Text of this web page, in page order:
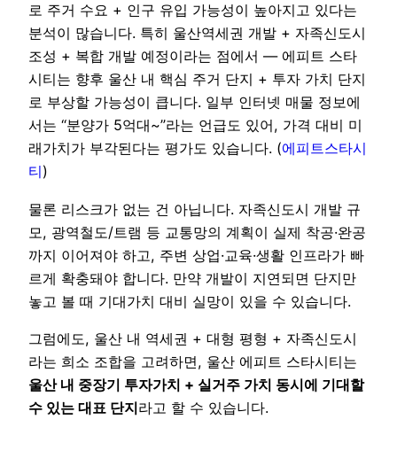
로 주거 수요 + 인구 유입 가능성이 높아지고 있다는
분석이 많습니다. 특히 울산역세권 개발 + 자족신도시
조성 + 복합 개발 예정이라는 점에서 — 에피트 스타
시티는 향후 울산 내 핵심 주거 단지 + 투자 가치 단지
로 부상할 가능성이 큽니다. 일부 인터넷 매물 정보에
서는 “분양가 5억대~”라는 언급도 있어, 가격 대비 미
래가치가 부각된다는 평가도 있습니다. (에피트스타시
티)
물론 리스크가 없는 건 아닙니다. 자족신도시 개발 규
모, 광역철도/트램 등 교통망의 계획이 실제 착공·완공
까지 이어져야 하고, 주변 상업·교육·생활 인프라가 빠
르게 확충돼야 합니다. 만약 개발이 지연되면 단지만
놓고 볼 때 기대가치 대비 실망이 있을 수 있습니다.
그럼에도, 울산 내 역세권 + 대형 평형 + 자족신도시
라는 희소 조합을 고려하면, 울산 에피트 스타시티는
울산 내 중장기 투자가치 + 실거주 가치 동시에 기대할
수 있는 대표 단지라고 할 수 있습니다.